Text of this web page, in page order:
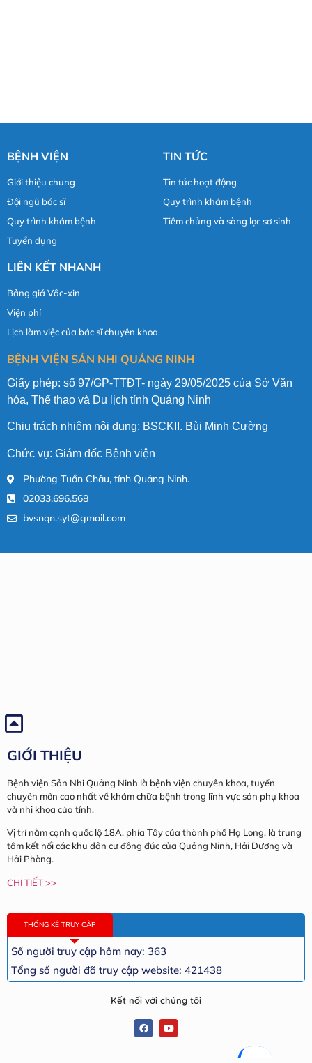
BỆNH VIỆN
Giới thiệu chung
Đội ngũ bác sĩ
Quy trình khám bệnh
Tuyển dụng
TIN TỨC
Tin tức hoạt động
Quy trình khám bệnh
Tiêm chủng và sàng lọc sơ sinh
LIÊN KẾT NHANH
Bảng giá Vắc-xin
Viện phí
Lịch làm việc của bác sĩ chuyên khoa
BỆNH VIỆN SẢN NHI QUẢNG NINH
Giấy phép: số 97/GP-TTĐT- ngày 29/05/2025 của Sở Văn
hóa, Thể thao và Du lịch tỉnh Quảng Ninh
Chịu trách nhiệm nội dung: BSCKII. Bùi Minh Cường
Chức vụ: Giám đốc Bệnh viện
Phường Tuần Châu, tỉnh Quảng Ninh.
02033.696.568
bvsnqn.syt@gmail.com
GIỚI THIỆU
Bệnh viện Sản Nhi Quảng Ninh là bệnh viện chuyên khoa, tuyến
chuyên môn cao nhất về khám chữa bệnh trong lĩnh vực sản phụ khoa
và nhi khoa của tỉnh.
Vị trí nằm cạnh quốc lộ 18A, phía Tây của thành phố Hạ Long, là trung
tâm kết nối các khu dân cư đông đúc của Quảng Ninh, Hải Dương và
Hải Phòng.
CHI TIẾT >>
THỐNG KÊ TRUY CẬP
Số người truy cập hôm nay: 363
Tổng số người đã truy cập website: 421438
Kết nối với chúng tôi